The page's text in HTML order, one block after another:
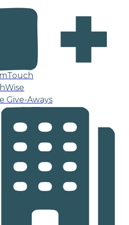
Give-Aways